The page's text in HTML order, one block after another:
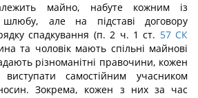
майно, набуте кожним із
але на підставі договору
спадкування (п. 2 ч. 1 ст. 57 СК
та чоловік мають спільні майнові
різноманітні правочини, кожен
самостійним учасником
Зокрема, кожен з них за час